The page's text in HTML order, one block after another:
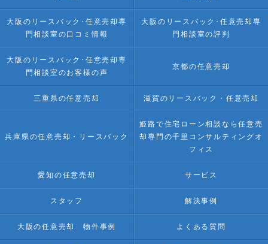
大阪のリースバック･任意売却専
門相談室の口コミ情報
大阪のリースバック･任意売却専
門相談室の評判
大阪のリースバック･任意売却専
門相談室のお客様の声
京都の任意売却
三重県の任意売却 滋賀のリースバック・任意売却
兵庫県の任意売却・リースバック
姫路で住宅ローン相談なら任意売
却専門の千里コンサルティングオ
フィス
愛知の任意売却 サービス
スタッフ 解決事例
大阪の任意売却 物件事例 よくある質問